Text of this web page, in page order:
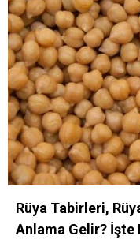
Rüya Tabirleri,
Anlama Gelir? İşte